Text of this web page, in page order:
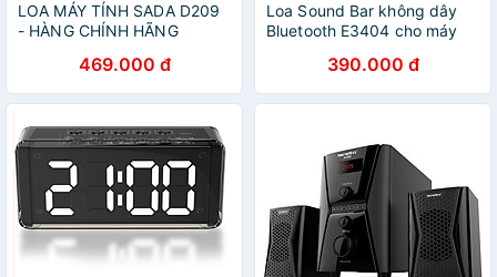
LOA MÁY TÍNH SADA D209
- HÀNG CHÍNH HÃNG
469.000 đ
Loa Sound Bar không dây
Bluetooth E3404 cho máy
tính bảng hàng nhập khẩu
390.000 đ